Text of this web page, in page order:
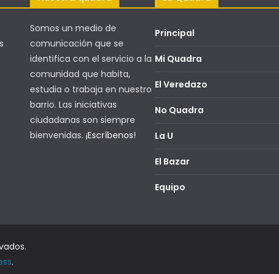
Somos un medio de
comunicación que se
identifica con el servicio a la
comunidad que habita,
estudia o trabaja en nuestro
barrio. Las iniciativas
ciudadanas son siempre
bienvenidas. ¡Escríbenos!
Principal
Mi Quadra
El Veredazo
No Quadra
La U
El Bazar
Equipo
.